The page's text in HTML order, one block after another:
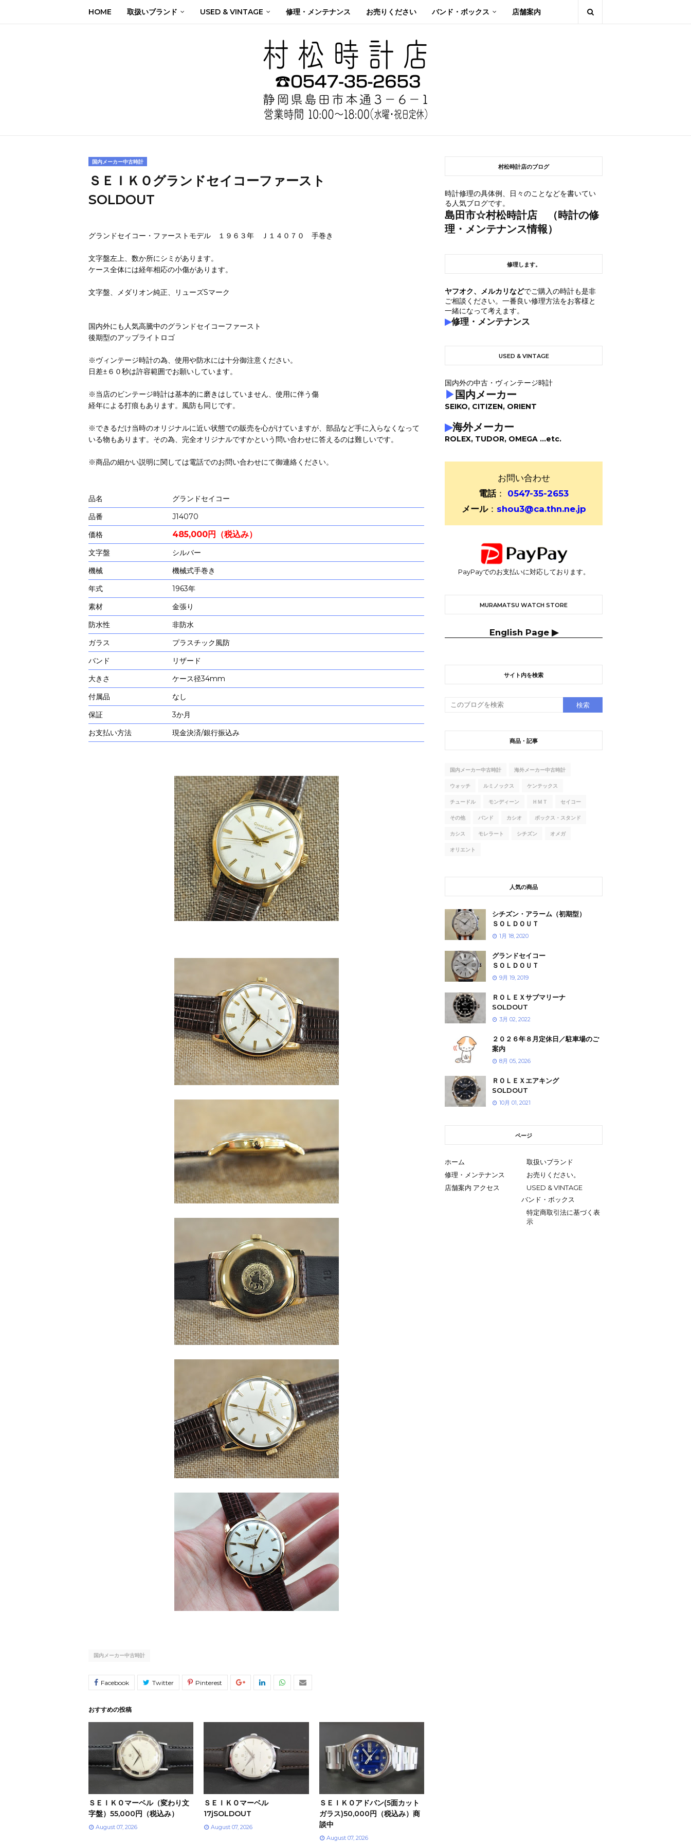
HOME 取扱いブランド USED & VINTAGE 修理・メンテナンス お売りください バンド・ボックス 店舗案内
国内メーカー中古時計
ＳＥＩＫＯグランドセイコーファースト
SOLDOUT
グランドセイコー・ファーストモデル １９６３年 Ｊ１４０７０ 手巻き
文字盤左上、数か所にシミがあります。
ケース全体には経年相応の小傷があります。
文字盤、メダリオン純正、リューズSマーク
国内外にも人気高騰中のグランドセイコーファースト
後期型のアップライトロゴ
※ヴィンテージ時計の為、使用や防水には十分御注意ください。
日差±６０秒は許容範囲でお願いしています。
※当店のビンテージ時計は基本的に磨きはしていません、使用に伴う傷
経年による打痕もあります。風防も同じです。
※できるだけ当時のオリジナルに近い状態での販売を心がけていますが、部品など手に入らなくなって
いる物もあります。その為、完全オリジナルですかという問い合わせに答えるのは難しいです。
※商品の細かい説明に関しては電話でのお問い合わせにて御連絡ください。
品名
グランドセイコー
品番
J14070
価格
485,000円（税込み）
文字盤
シルバー
機械
機械式手巻き
年式
1963年
素材
金張り
防水性
非防水
ガラス
プラスチック風防
バンド
リザード
大きさ
ケース径34mm
付属品
なし
保証
3か月
お支払い方法
現金決済/銀行振込み
国内メーカー中古時計
おすすめの投稿
ＳＥＩＫＯマーベル（変わり文
字盤）55,000円（税込み）
August 07, 2026
ＳＥＩＫＯマーベル
17jSOLDOUT
August 07, 2026
ＳＥＩＫＯアドバン(5面カット
ガラス)50,000円（税込み）商
談中
August 07, 2026
村松時計店のブログ
時計修理の具体例、日々のことなどを書いてい
る人気ブログです。
島田市☆村松時計店 （時計の修
理・メンテナンス情報）
修理します。
ヤフオク、メルカリなどでご購入の時計も是非
ご相談ください。一番良い修理方法をお客様と
一緒になって考えます。
▶修理・メンテナンス
USED & VINTAGE
国内外の中古・ヴィンテージ時計
▶ 国内メーカー
SEIKO, CITIZEN, ORIENT
▶海外メーカー
ROLEX, TUDOR, OMEGA ...etc.
お問い合わせ
電話：
0547-35-2653
メール： shou3@ca.thn.ne.jp
PayPayでのお支払いに対応しております。
MURAMATSU WATCH STORE
English Page ▶
サイト内を検索
商品・記事
国内メーカー中古時計 海外メーカー中古時計
ウォッチ ルミノックス ケンテックス
チュードル モンディーン ＨＭＴ セイコー
その他 バンド カシオ ボックス・スタンド
カシス モレラート シチズン オメガ
オリエント
人気の商品
シチズン・アラーム（初期型）
ＳＯＬＤＯＵＴ
1月 18, 2020
グランドセイコー
ＳＯＬＤＯＵＴ
9月 19, 2019
ＲＯＬＥＸサブマリーナ
SOLDOUT
3月 02, 2022
２０２６年８月定休日／駐車場のご
案内
8月 05, 2026
ＲＯＬＥＸエアキング
SOLDOUT
10月 01, 2021
ページ
ホーム
取扱いブランド
修理・メンテナンス
お売りください。
店舗案内 アクセス
USED & VINTAGE
バンド・ボックス
特定商取引法に基づく表
示